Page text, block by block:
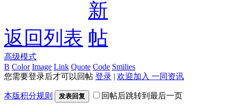
返回列表
高级模式
B Color Image Link Quote Code Smilies
您需要登录后才可以回帖 登录 | 欢迎加入 一同资讯
本版积分规则 发表回复 回帖后跳转到最后一页